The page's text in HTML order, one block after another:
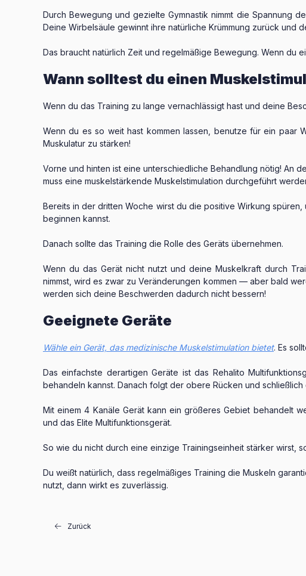
Durch Bewegung und gezielte Gymnastik nimmt die Spannung
Deine Wirbelsäule gewinnt ihre natürliche Krümmung zurück und
Das braucht natürlich Zeit und regelmäßige Bewegung. Wenn du
Wann solltest du einen
Wenn du das Training zu lange vernachlässigt hast und deine
Wenn du es so weit hast kommen lassen, benutze für ein paar
Muskulatur zu stärken!
Vorne und hinten ist eine unterschiedliche Behandlung nötig! An
muss eine muskelstärkende Muskelstimulation durchgeführt
Bereits in der dritten Woche wirst du die positive Wirkung
beginnen kannst.
Danach sollte das Training die Rolle des Geräts übernehmen.
Wenn du das Gerät nicht nutzt und deine Muskelkraft durch
nimmst, wird es zwar zu Veränderungen kommen — aber bald
werden sich deine Beschwerden dadurch nicht bessern!
Geeignete Geräte
Wähle ein Gerät, das medizinische Muskelstimulation bietet. Es
Das einfachste derartigen Geräte ist das Rehalito
behandeln kannst. Danach folgt der obere Rücken und
Mit einem 4 Kanäle Gerät kann ein größeres Gebiet behandelt
und das Elite Multifunktionsgerät.
So wie du nicht durch eine einzige Trainingseinheit stärker wirst,
Du weißt natürlich, dass regelmäßiges Training die Muskeln
nutzt, dann wirkt es zuverlässig.
Zurück